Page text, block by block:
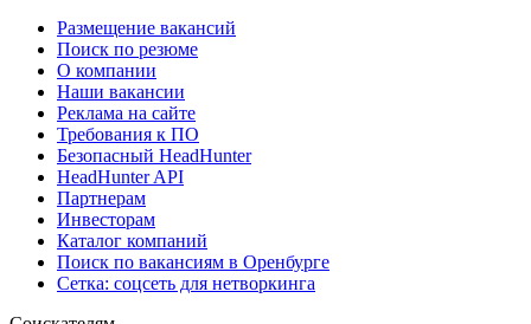
Размещение вакансий
Поиск по резюме
О компании
Наши вакансии
Реклама на сайте
Требования к ПО
Безопасный HeadHunter
HeadHunter API
Партнерам
Инвесторам
Каталог компаний
Поиск по вакансиям в Оренбурге
Сетка: соцсеть для нетворкинга